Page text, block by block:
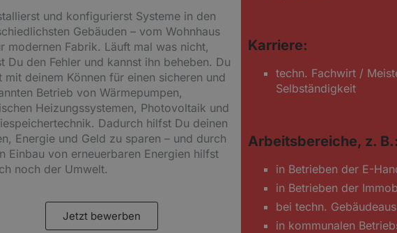
und konfigurierst Systeme in den
Gebäuden – vom Wohnhaus
modernen Fabrik. Läuft mal was nicht,
Du den Fehler und kannst ihn beheben. Du
mit deinem Können für einen sicheren und
Betrieb von Wärmepumpen,
Heizungssystemen, Photovoltaik und
Dadurch hilfst Du deinen
Energie und Geld zu sparen – und durch
Einbau von erneuerbaren Energien hilfst
noch der Umwelt.
Jetzt bewerben
Karriere:
techn. Fachwirt /
Selbständigkeit
Arbeitsbereiche, z. B.:
in Betrieben der E-
in Betrieben der
bei techn.
in kommunalen